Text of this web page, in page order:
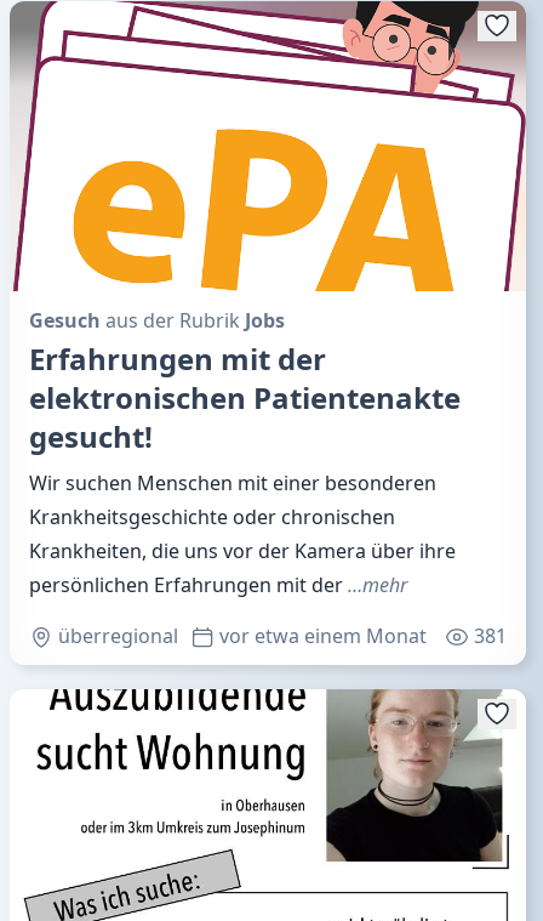
Gesuch aus der Rubrik Jobs
Erfahrungen mit der
elektronischen Patientenakte
gesucht!
Wir suchen Menschen mit einer besonderen
Krankheitsgeschichte oder chronischen
Krankheiten, die uns vor der Kamera über ihre
persönlichen Erfahrungen mit der…mehr
überregional
vor etwa einem Monat 381